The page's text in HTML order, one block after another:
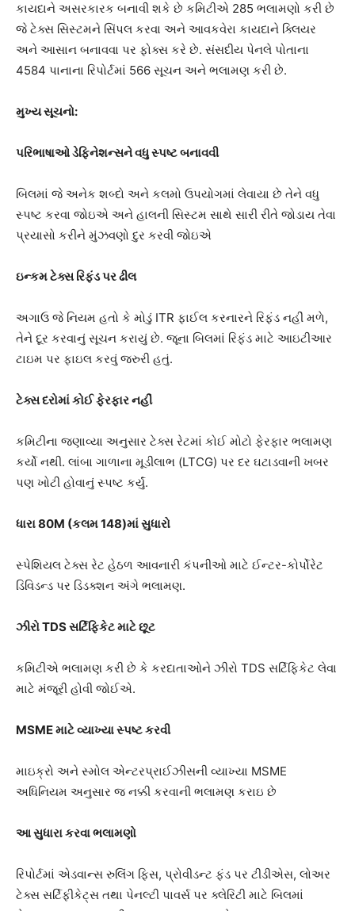
કાયદાને અસરકારક બનાવી શકે છે કમિટીએ 285 ભલામણો કરી છે
જે ટેક્સ સિસ્ટમને સિંપલ કરવા અને આવકવેરા કાયદાને ક્લિયર
અને આસાન બનાવવા પર ફોક્સ કરે છે. સંસદીય પેનલે પોતાના
4584 પાનાના રિપોર્ટમાં 566 સૂચન અને ભલામણ કરી છે.
મુખ્ય સૂચનો:
પરિભાષાઓ ડેફિનેશન્સને વધુ સ્પષ્ટ બનાવવી
બિલમાં જે અનેક શબ્દો અને કલમો ઉપયોગમાં લેવાયા છે તેને વધુ
સ્પષ્ટ કરવા જોઇએ અને હાલની સિસ્ટમ સાથે સારી રીતે જોડાય તેવા
પ્રયાસો કરીને મુંઝવણો દુર કરવી જોઇએ
ઇન્કમ ટેક્સ રિફંડ પર ઢીલ
અગાઉ જે નિયમ હતો કે મોડું ITR ફાઈલ કરનારને રિફંડ નહીં મળે,
તેને દૂર કરવાનું સૂચન કરાયું છે. જૂના બિલમાં રિફંડ માટે આઇટીઆર
ટાઇમ પર ફાઇલ કરવું જરુરી હતું.
ટેક્સ દરોમાં કોઈ ફેરફાર નહીં
કમિટીના જણાવ્યા અનુસાર ટેક્સ રેટમાં કોઈ મોટો ફેરફાર ભલામણ
કર્યો નથી. લાંબા ગાળાના મૂડીલાભ (LTCG) પર દર ઘટાડવાની ખબર
પણ ખોટી હોવાનું સ્પષ્ટ કર્યું.
ધારા 80M (કલમ 148)માં સુધારો
સ્પેશિયલ ટેક્સ રેટ હેઠળ આવનારી કંપનીઓ માટે ઈન્ટર-કોર્પોરેટ
ડિવિડન્ડ પર ડિડક્શન અંગે ભલામણ.
ઝીરો TDS સર્ટિફિકેટ માટે છૂટ
કમિટીએ ભલામણ કરી છે કે કરદાતાઓને ઝીરો TDS સર્ટિફિકેટ લેવા
માટે મંજૂરી હોવી જોઈએ.
MSME માટે વ્યાખ્યા સ્પષ્ટ કરવી
માઇક્રો અને સ્મોલ એન્ટરપ્રાઈઝીસની વ્યાખ્યા MSME
અધિનિયમ અનુસાર જ નક્કી કરવાની ભલામણ કરાઇ છે
આ સુધારા કરવા ભલામણો
રિપોર્ટમાં એડવાન્સ રુલિંગ ફિસ, પ્રોવીડન્ટ ફંડ પર ટીડીએસ, લોઅર
ટેક્સ સર્ટિફીકેટ્સ તથા પેનલ્ટી પાવર્સ પર ક્લેરિટી માટે બિલમાં